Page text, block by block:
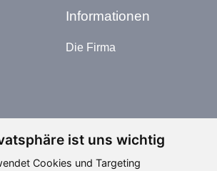
ist uns wichtig
Cookies und Targeting
Informationen
Die Firma